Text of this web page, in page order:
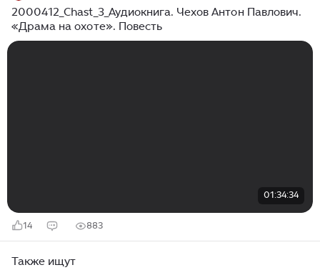
2000412_Chast_3_Аудиокнига. Чехов Антон Павлович.
«Драма на охоте». Повесть
01:34:34
14 883
Также ищут